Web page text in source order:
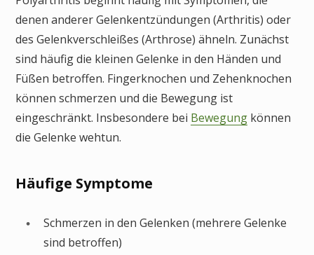
denen anderer Gelenkentzündungen (Arthritis) oder
des Gelenkverschleißes (Arthrose) ähneln. Zunächst
sind häufig die kleinen Gelenke in den Händen und
Füßen betroffen. Fingerknochen und Zehenknochen
können schmerzen und die Bewegung ist
eingeschränkt. Insbesondere bei Bewegung können
die Gelenke wehtun.
Häufige Symptome
Schmerzen in den Gelenken (mehrere Gelenke
sind betroffen)